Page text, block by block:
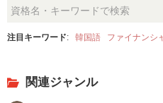
注目キーワード: 韓国語 ファイナンシ
関連ジャンル